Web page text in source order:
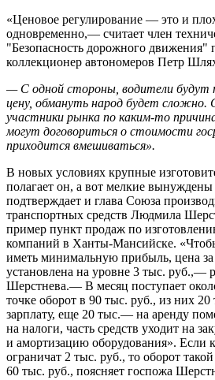
«Ценовое регулирование — это и
одновременно,— считает член
"Безопасность дорожного движения"
коллекционер автономеров Петр
— С одной стороны, водители будут
цену, обмануть народ будет сложно.
участники рынка по каким-то
могут договориться о стоимости
приходится вмешиваться».
В новых условиях крупные
полагает он, а вот мелкие вынуждены
подтверждает и глава Союза
транспортных средств Людмила
пример пункт продаж по
компаний в Ханты-Мансийске.
иметь минимальную прибыль, цена
установлена на уровне 3 тыс. руб.,—
Шерстнева.— В месяц поступает
точке оборот в 90 тыс. руб., из них 20
зарплату, еще 20 тыс.— на аренду
на налоги, часть средств уходит на
и амортизацию оборудования». Если
ограничат 2 тыс. руб., то оборот
60 тыс. руб., поясняет госпожа